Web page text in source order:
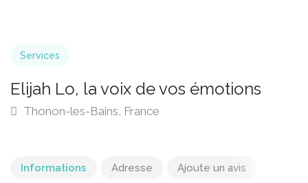
Services
Elijah Lo, la voix de vos émotions
Thonon-les-Bains, France
Informations Adresse Ajoute un avis